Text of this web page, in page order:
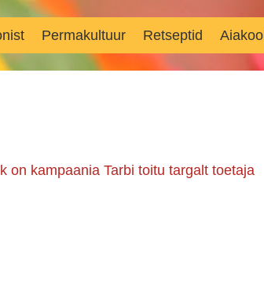
Permakultuur Retseptid Aiakool
on kampaania Tarbi toitu targalt toetaja